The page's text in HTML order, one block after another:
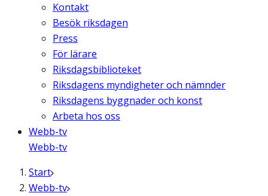
Kontakt
Besök riksdagen
Press
För lärare
Riksdagsbiblioteket
Riksdagens myndigheter och nämnder
Riksdagens byggnader och konst
Arbeta hos oss
Webb-tv
Webb-tv
Start
Webb-tv